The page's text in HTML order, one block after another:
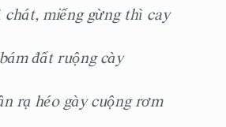
miếng gừng thì cay
đất ruộng cày
rạ héo gày cuộng rơm